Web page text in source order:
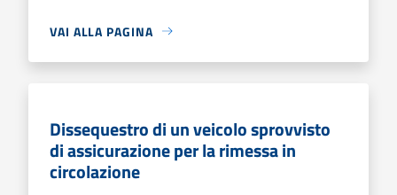
VAI ALLA PAGINA
Dissequestro di un veicolo sprovvisto
di assicurazione per la rimessa in
circolazione